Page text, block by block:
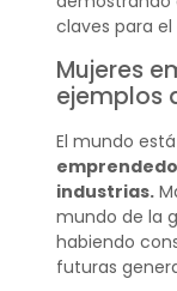
claves para el
Mujeres
ejemplos
El mundo
industrias.
mundo de la
habiendo
futuras